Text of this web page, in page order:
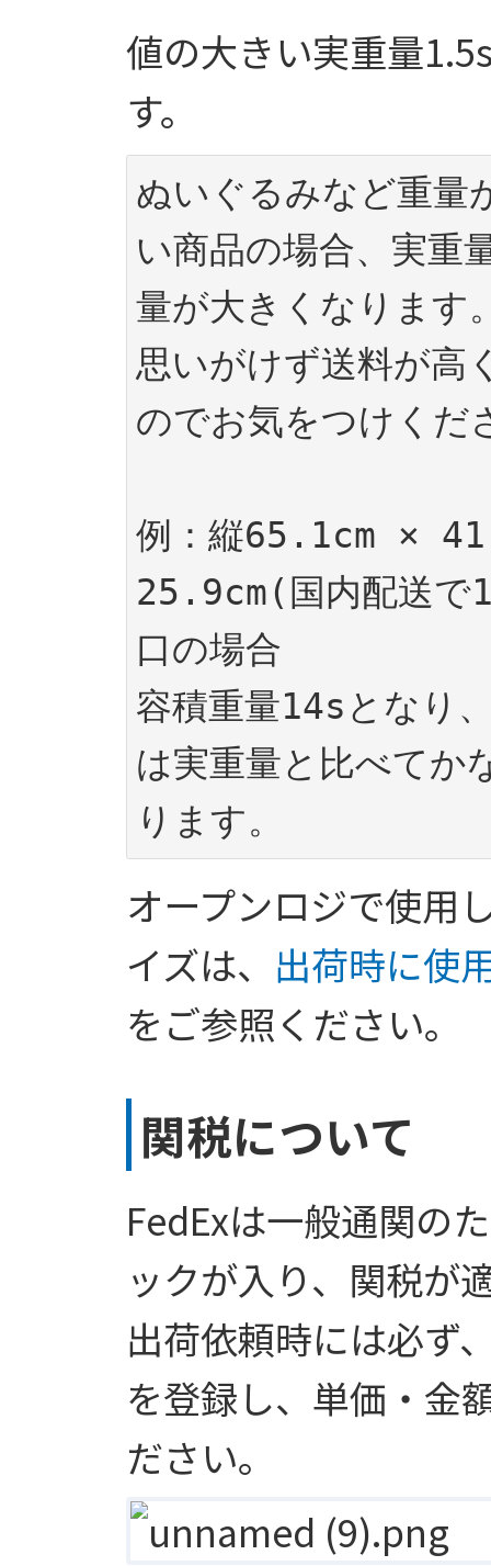
値の大きい実重量
す。
ぬいぐるみなど重量
い商品の場合、実重
量が大きくなります
思いがけず送料が高
のでお気をつけくだ
例：縦65.1cm ×
25.9cm(国内配送で
口の場合
容積重量14sとなり
は実重量と比べてか
ります。
オープンロジで使用
イズは、 出荷時に使
をご参照ください。
関税について
FedExは一般通関の
ックが入り、関税が
出荷依頼時には必ず
を登録し、単価・金
ださい。